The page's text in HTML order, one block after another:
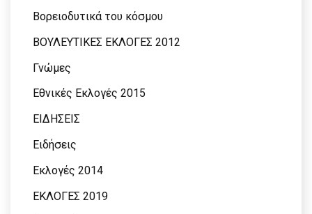
Βορειοδυτικά του κόσμου
ΒΟΥΛΕΥΤΙΚΕΣ ΕΚΛΟΓΕΣ 2012
Γνώμες
Εθνικές Εκλογές 2015
ΕΙΔΗΣΕΙΣ
Ειδήσεις
Εκλογές 2014
ΕΚΛΟΓΕΣ 2019